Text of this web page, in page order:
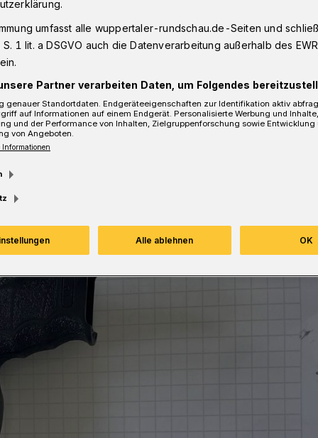
haben am Sonntagmittag (10.
Hauptbahnhof eine so genannte
sichergestellt.
umfasst alle wuppertaler-rundschau.de-Seiten und
1 lit. a DSGVO auch die Datenverarbeitung außerhalb des
Partner verarbeiten Daten, um Folgendes
genauer Standortdaten. Endgeräteeigenschaften zur Identifikation aktiv
auf Informationen auf einem Endgerät. Personalisierte Werbung und
und der Performance von Inhalten, Zielgruppenforschung sowie Entwicklung
von Angeboten.
Alle ablehnen OK